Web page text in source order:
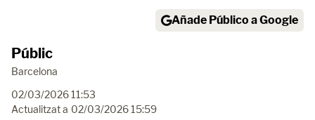
Añade Público a Google
Públic
Barcelona
02/03/2026 11:53
Actualitzat a 02/03/2026 15:59